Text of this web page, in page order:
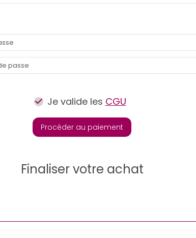
Je valide les CGU
Procéder au paiement
Finaliser votre achat